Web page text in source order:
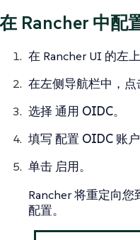
在 Rancher 中配
在 Rancher UI 的左
在左侧导航栏中，点
选择 通用 OIDC。
填写 配置 OIDC 账户
单击 启用。
Rancher 将重定向
配置。